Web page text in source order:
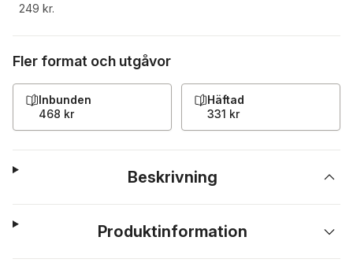
249 kr.
Fler format och utgåvor
Inbunden
468 kr
Häftad
331 kr
Beskrivning
Produktinformation